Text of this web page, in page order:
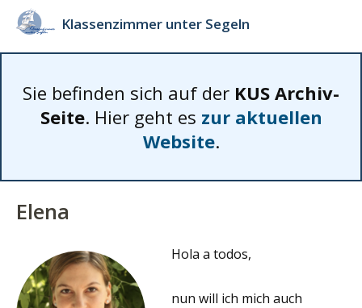
Klassenzimmer unter Segeln
Sie befinden sich auf der KUS Archiv-
Seite. Hier geht es zur aktuellen
Website.
Elena
Hola a todos,
nun will ich mich auch